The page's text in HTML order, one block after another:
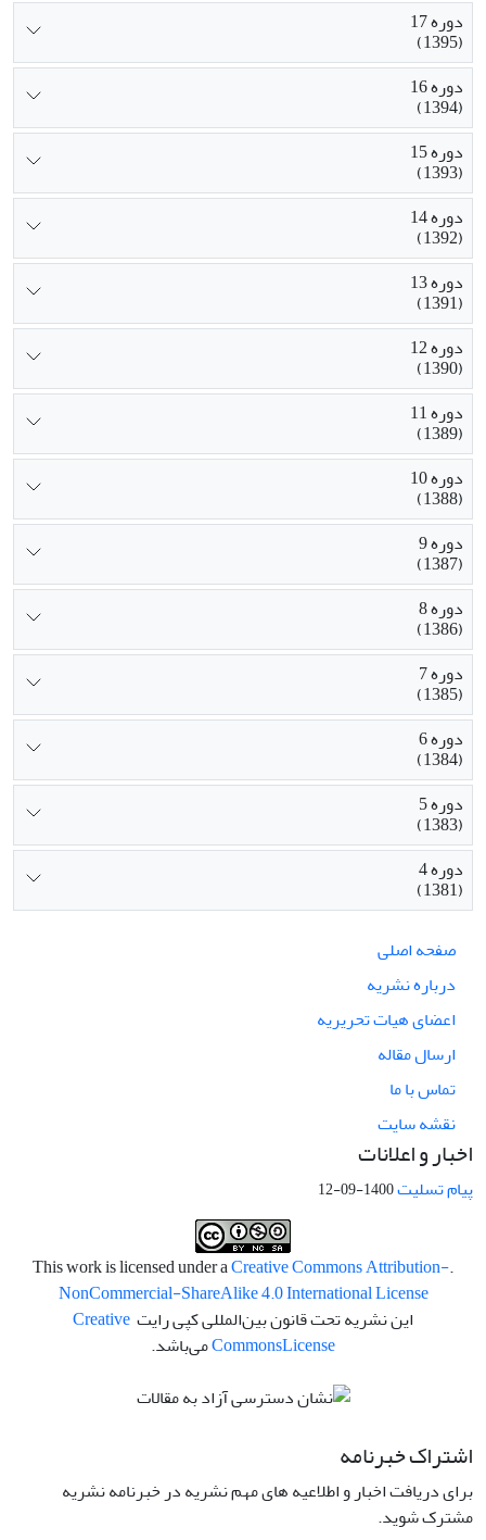
دوره 17
(1395)
دوره 16
(1394)
دوره 15
(1393)
دوره 14
(1392)
دوره 13
(1391)
دوره 12
(1390)
دوره 11
(1389)
دوره 10
(1388)
دوره 9
(1387)
دوره 8
(1386)
دوره 7
(1385)
دوره 6
(1384)
دوره 5
(1383)
دوره 4
(1381)
صفحه اصلی
درباره نشریه
اعضای هیات تحریریه
ارسال مقاله
تماس با ما
نقشه سایت
اخبار و اعلانات
پیام تسلیت1400-09-12
.This work is licensed under a
Creative Commons Attribution-
NonCommercial-ShareAlike 4.0 International License
این نشریه تحت قانون بین‌المللی کپی رایت Creative
CommonsLicense می‌باشد.
اشتراک خبرنامه
برای دریافت اخبار و اطلاعیه های مهم نشریه در خبرنامه نشریه
مشترک شوید.